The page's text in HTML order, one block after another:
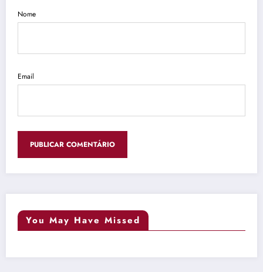
Nome
Email
You May Have Missed